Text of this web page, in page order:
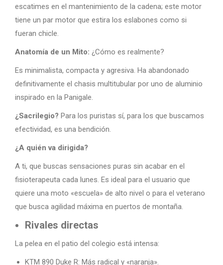
escatimes en el mantenimiento de la cadena; este motor
tiene un par motor que estira los eslabones como si
fueran chicle.
Anatomía de un Mito: ¿Cómo es realmente?
Es minimalista, compacta y agresiva. Ha abandonado
definitivamente el chasis multitubular por uno de aluminio
inspirado en la Panigale.
¿Sacrilegio? Para los puristas sí, para los que buscamos
efectividad, es una bendición.
¿A quién va dirigida?
A ti, que buscas sensaciones puras sin acabar en el
fisioterapeuta cada lunes. Es ideal para el usuario que
quiere una moto «escuela» de alto nivel o para el veterano
que busca agilidad máxima en puertos de montaña.
Rivales directas
La pelea en el patio del colegio está intensa:
KTM 890 Duke R: Más radical y «naranja».